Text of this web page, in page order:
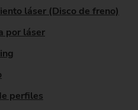
láser (Disco de freno)
por láser
perfiles